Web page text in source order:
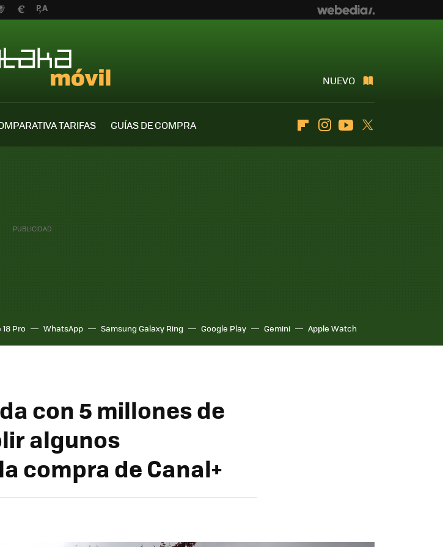
NUEVO
TARIFAS
GUÍAS DE COMPRA
FlipboardInstagramYoutube
Pro WhatsApp Samsung Galaxy Ring Google Play Gemini Apple Watch
con 5 millones de
algunos
compra de Canal+